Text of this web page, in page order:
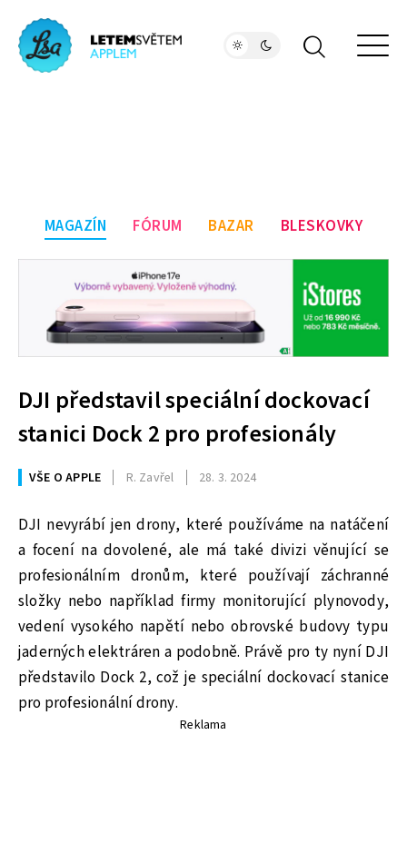
MAGAZÍN FÓRUM BAZAR BLESKOVKY
DJI představil speciální dockovací
stanici Dock 2 pro profesionály
VŠE O APPLE R. Zavřel 28. 3. 2024
DJI nevyrábí jen drony, které používáme na natáčení
a focení na dovolené, ale má také divizi věnující se
profesionálním dronům, které používají záchranné
složky nebo například firmy monitorující plynovody,
vedení vysokého napětí nebo obrovské budovy typu
jaderných elektráren a podobně. Právě pro ty nyní DJI
představilo Dock 2, což je speciální dockovací stanice
pro profesionální drony.
Reklama